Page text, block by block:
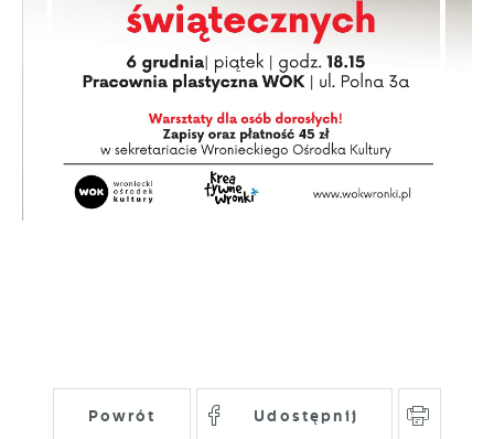
Powrót Udostępnij
gwarantuje dostępność wszystkich
Twoich zwyczajów dotyczących przeglądanej
witryny internetowej. Treści promocyjne
mogą pojawić się na stronach podmiotów
trzecich lub firm będących naszymi
partnerami oraz innych dostawców usług.
Firmy te działają w charakterze
pośredników prezentujących nasze treści w